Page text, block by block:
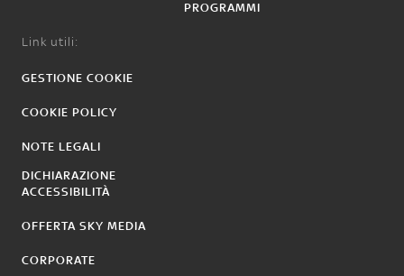
PROGRAMMI
Link utili:
GESTIONE COOKIE
COOKIE POLICY
NOTE LEGALI
DICHIARAZIONE
ACCESSIBILITÀ
OFFERTA SKY MEDIA
CORPORATE